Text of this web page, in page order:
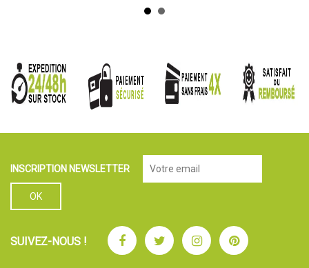
INSCRIPTION NEWSLETTER
SUIVEZ-NOUS ! FacebookTwitterInstagramPinterest